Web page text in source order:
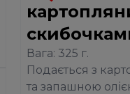
Вага: 325 г.
Подається з
та запашною